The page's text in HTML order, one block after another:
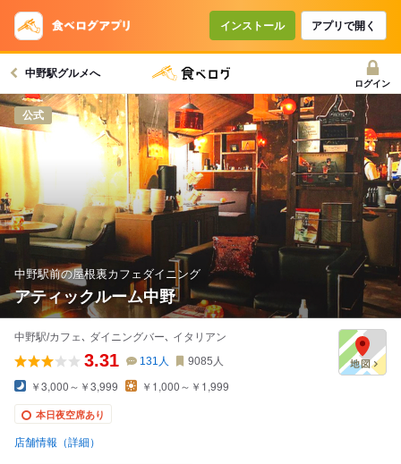
インストール アプリで開く
中野駅グルメへ
ログイン
公式
中野駅前の屋根裏カフェダイニング
アティックルーム中野
中野駅/カフェ､ ダイニングバー､ イタリアン
3.31 131 人 9085 人
￥3,000～￥3,999 ￥1,000～￥1,999
本日夜空席あり
店舗情報（詳細）
コースで使えるクーポン
戻る
クーポンを利用せず予約する